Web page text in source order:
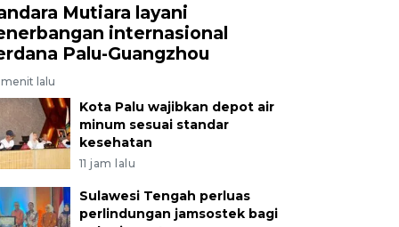
Mutiara layani
internasional
Palu-Guangzhou
lalu
Kota Palu wajibkan depot air
minum sesuai standar
kesehatan
11 jam lalu
Sulawesi Tengah perluas
perlindungan jamsostek bagi